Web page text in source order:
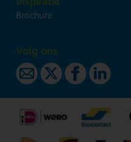
Brochure
Volg ons